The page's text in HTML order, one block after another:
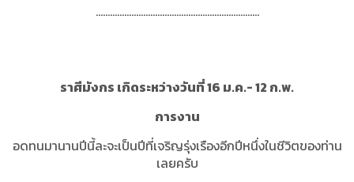
.....................................................................
ราศีมังกร เกิดระหว่างวันที่ 16 ม.ค.- 12 ก.พ.
การงาน
อดทนมานานปีนี้ละจะเป็นปีที่เจริญรุ่งเรืองอีกปีหนึ่งในชีวิตของท่าน
เลยครับ